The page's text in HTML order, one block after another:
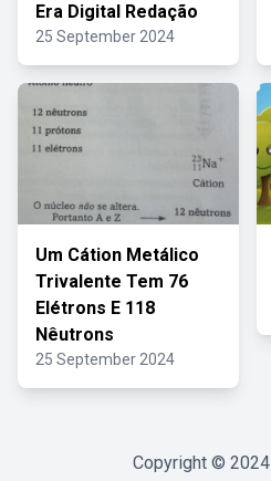
Era Digital Redação
25 September 2024
Um Cátion Metálico
Trivalente Tem 76
Elétrons E 118
Nêutrons
25 September 2024
Copyright © 2024